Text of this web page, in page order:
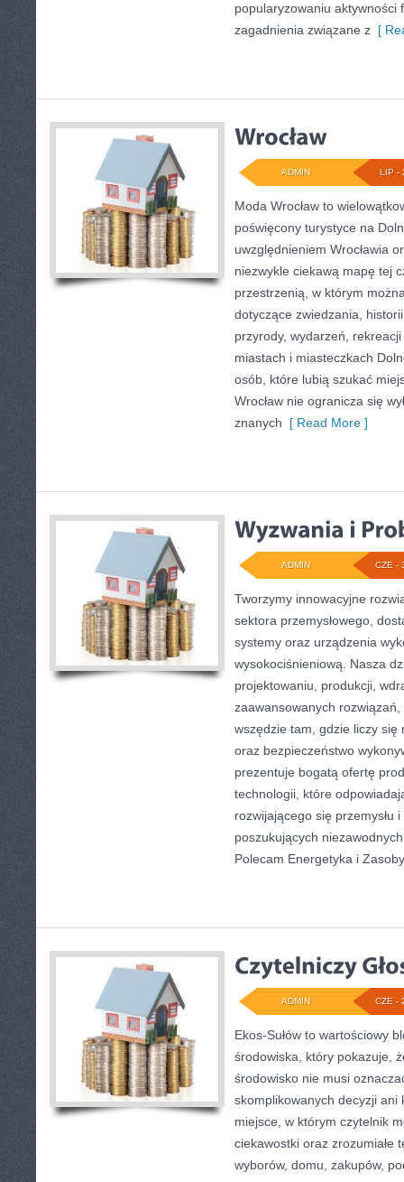
popularyzowaniu aktywności
zagadnienia związane z [
LIP -
ADMIN
Moda Wrocław to
poświęcony turystyce na
uwzględnieniem Wrocławia
niezwykle ciekawą mapę tej
przestrzenią, w którym
dotyczące zwiedzania,
przyrody, wydarzeń,
miastach i miasteczkach
osób, które lubią szukać
Wrocław nie ogranicza się
znanych [ Read More ]
CZE -
ADMIN
Tworzymy innowacyjne
sektora przemysłowego,
systemy oraz urządzenia
wysokociśnieniową. Nasza
projektowaniu, produkcji,
zaawansowanych
wszędzie tam, gdzie liczy
oraz bezpieczeństwo
prezentuje bogatą ofertę
technologii, które
rozwijającego się przemysłu
poszukujących
Polecam Energetyka i
CZE -
ADMIN
Ekos-Sułów to wartościowy
środowiska, który pokazuje,
środowisko nie musi
skomplikowanych decyzji ani
miejsce, w którym czytelnik
ciekawostki oraz zrozumiałe
wyborów, domu, zakupów,